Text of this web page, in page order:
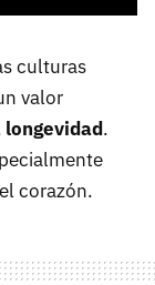
culturas
valor
longevidad.
corazón.